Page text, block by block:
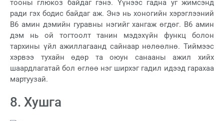
тооны глюкоз байдаг гэнэ. Үүнээс гадна уг жимсэнд
ради гэх бодис байдаг аж. Энэ нь хоногийн хэрэглээний
В6 амин дэмийн гуравны нэгийг хангаж өгдөг. В6 амин
дэм нь ой тогтоолт танин мэдэхүйн функц болон
тархины үйл ажиллагаанд сайнаар нөлөөлнө. Тиймээс
хэрвээ тухайн өдөр та оюун санааны ажил хийх
шаардлагатай бол өглөө нэг ширхэг гадил идээд гарахаа
мартуузай.
8. Хушга